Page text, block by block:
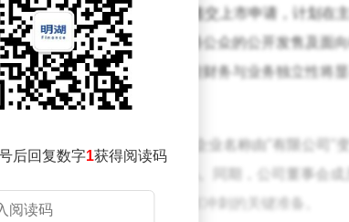
于1月1日向香港联交所秘密递交上市申请，计划在
发售方式实施，包括面向香港公众的公开发售及面
作为百度控股子公司运营，但财务与业务独立性将
12月中旬完成股份制改造，企业名称由"有限公司"变
猛增至4亿元，增幅达1780%。同期，公司董事会成
入管理层，被市场解读为上市冲刺的关键准备。
后回复数字1获得阅读码